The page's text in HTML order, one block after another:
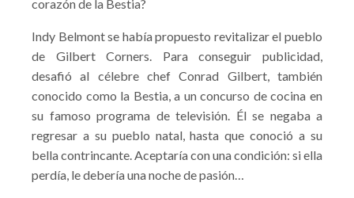
corazón de la Bestia?
Indy Belmont se había propuesto revitalizar el pueblo
de Gilbert Corners. Para conseguir publicidad,
desafió al célebre chef Conrad Gilbert, también
conocido como la Bestia, a un concurso de cocina en
su famoso programa de televisión. Él se negaba a
regresar a su pueblo natal, hasta que conoció a su
bella contrincante. Aceptaría con una condición: si ella
perdía, le debería una noche de pasión…